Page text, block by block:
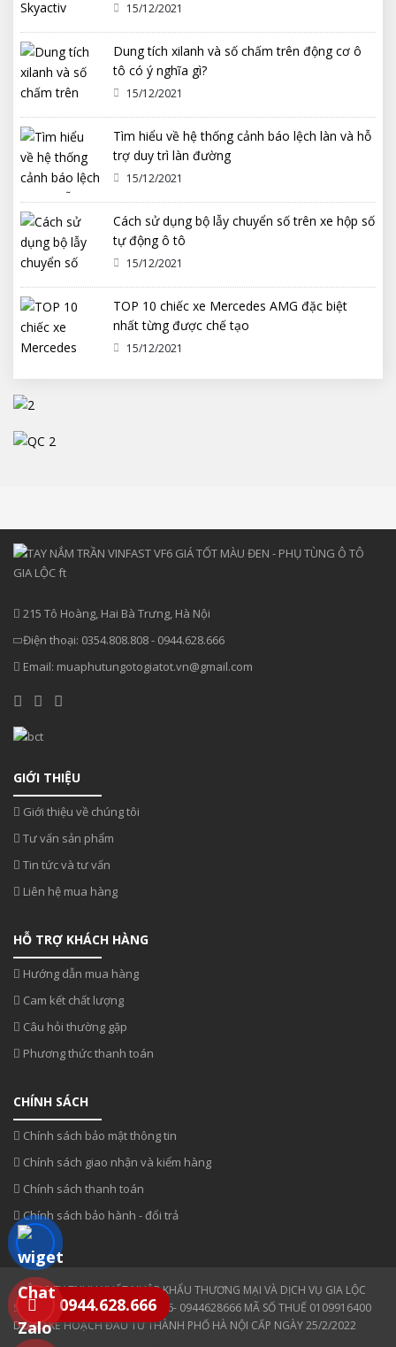
15/12/2021
Dung tích xilanh và số chấm trên động cơ ô
tô có ý nghĩa gì?
15/12/2021
Tìm hiểu về hệ thống cảnh báo lệch làn và hỗ
trợ duy trì làn đường
15/12/2021
Cách sử dụng bộ lẫy chuyển số trên xe hộp số
tự động ô tô
15/12/2021
TOP 10 chiếc xe Mercedes AMG đặc biệt
nhất từng được chế tạo
15/12/2021
215 Tô Hoàng, Hai Bà Trưng, Hà Nội
Điện thoại: 0354.808.808- 0944.628.666
Email: muaphutungotogiatot.vn@gmail.com
GIỚI THIỆU
Giới thiệu về chúng tôi
Tư vấn sản phẩm
Tin tức và tư vấn
Liên hệ mua hàng
HỖ TRỢ KHÁCH HÀNG
Hướng dẫn mua hàng
Cam kết chất lượng
Câu hỏi thường gặp
Phương thức thanh toán
CHÍNH SÁCH
Chính sách bảo mật thông tin
Chính sách giao nhận và kiểm hàng
Chính sách thanh toán
Chính sách bảo hành - đổi trả
CÔNG TY TNHH XUẤT NHẬP KHẨU THƯƠNG MẠI VÀ DỊCH VỤ GIA LỘC
SĐT: 0354 808 808- 0943330886- 0944628666 MÃ SỐ THUẾ 0109916400
DO SỞ KẾ HOẠCH ĐẦU TƯ THÀNH PHỐ HÀ NỘI CẤP NGÀY 25/2/2022
0944.628.666